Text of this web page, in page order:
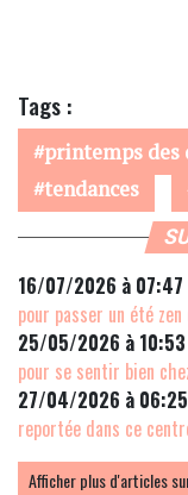
Tags :
printemps des
tendances
16/07/2026 à 07:47
pour passer un été
25/05/2026 à
pour se sentir bien
27/04/2026 à
reportée dans ce
Afficher plus d'articles